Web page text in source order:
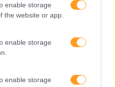
enable storage
the website or app.
enable storage
enable storage
este tipo de trabalhadores
Terá que haver
para que este tipo de
com maior facilidade, pois
trabalhar, o cumprimento de